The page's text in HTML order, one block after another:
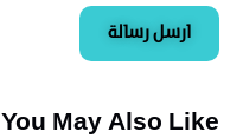
ارسل رسالة
You May Also Like